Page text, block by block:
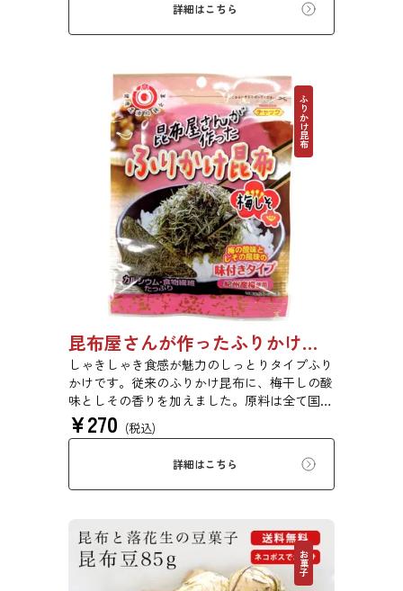
詳細はこちら
ふりかけ昆布
昆布屋さんが作ったふりかけ昆布梅しそ 25g 単品 5袋セット 20袋セット 6834
しゃきしゃき食感が魅力のしっとりタイプふり
かけです。従来のふりかけ昆布に、梅干しの酸
味としその香りを加えました。原料は全て国内
産を使用し、梅は和歌山県紀州産を使用してい
ます。梅干しらしい味と風味にこだわりまし
¥270 (税込)
詳細はこちら
お菓子